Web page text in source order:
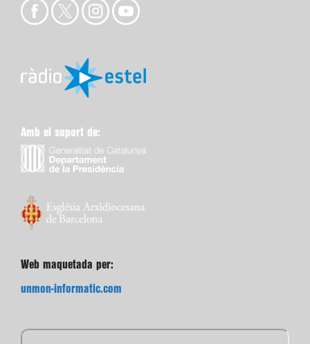
Amb el suport de:
Web maquetada per:
unmon-informatic.com